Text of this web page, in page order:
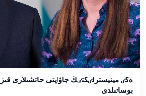
ەكٸ مينيسترلٸكتٸڭ جاۋاپتى حاتشىلارى
بوساتىلدى